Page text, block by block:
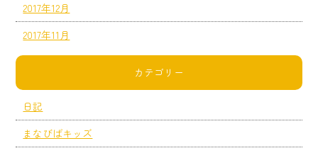
2017年12月
2017年11月
カテゴリー
日記
まなびばキッズ